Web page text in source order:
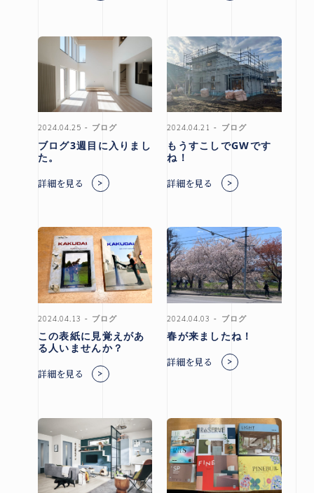
2024.04.25 ブログ
ブログ3週目に入りまし
た。
詳細を見る
2024.04.21 ブログ
もうすこしでGWです
ね！
詳細を見る
2024.04.13 ブログ
この表紙に見覚えがあ
る人いませんか？
詳細を見る
2024.04.03 ブログ
春が来ましたね！
詳細を見る
@hirose_giken
@hirosegiken
来場予約はこちら
資料請求はこちら
Copyright(c) hirosegiken .All Rights Reserved.